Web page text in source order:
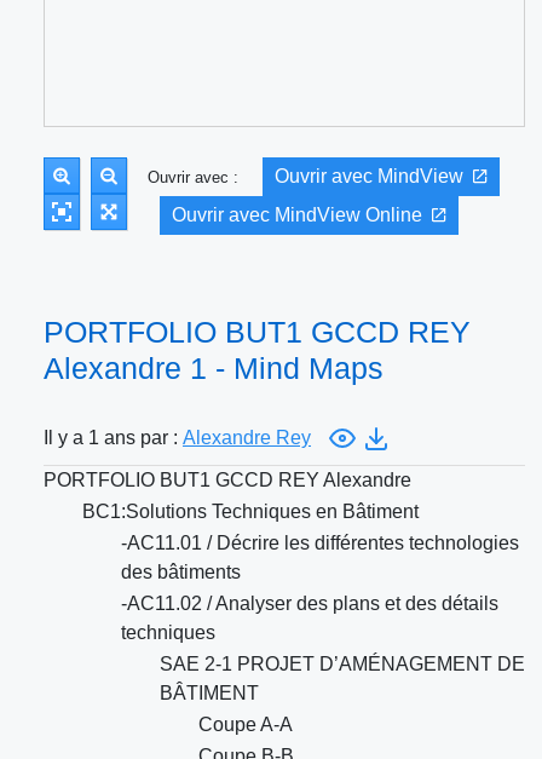
Ouvrir avec :
Ouvrir avec MindView
Ouvrir avec MindView Online
PORTFOLIO BUT1 GCCD REY
Alexandre 1 - Mind Maps
Il y a 1 ans par : Alexandre Rey
PORTFOLIO BUT1 GCCD REY Alexandre
BC1:Solutions Techniques en Bâtiment
-AC11.01 / Décrire les différentes technologies
des bâtiments
-AC11.02 / Analyser des plans et des détails
techniques
SAE 2-1 PROJET D’AMÉNAGEMENT DE
BÂTIMENT
Coupe A-A